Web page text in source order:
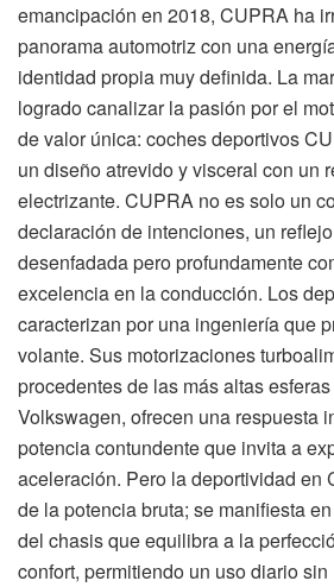
emancipación en 2018, CUPRA ha
panorama automotriz con una
identidad propia muy definida. La
logrado canalizar la pasión por el
de valor única: coches deportivos
un diseño atrevido y visceral con un
electrizante. CUPRA no es solo un
declaración de intenciones, un
desenfadada pero profundamente
excelencia en la conducción. Los
caracterizan por una ingeniería que
volante. Sus motorizaciones
procedentes de las más altas
Volkswagen, ofrecen una respuesta
potencia contundente que invita a
aceleración. Pero la deportividad en
de la potencia bruta; se manifiesta
del chasis que equilibra a la
confort, permitiendo un uso diario